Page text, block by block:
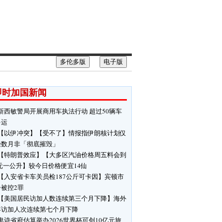
电子版
多伦多版
加国新闻
西敏警局开展商用车执法行动 超过50辆车
以伊冲突】【受不了】情报指伊朗核计划仅
月非「彻底摧毁」
特朗普效应】【大多区汽油价格周五料会到
一公升】较今日价格便宜14仙
入安省卡车关员检187公斤可卡因】宾顿市
控2罪
美国居民访加人数连续第三个月下降】海外
加人次连续第七个月下降
诗省府估算举办2026世界杯可创10亿元旅